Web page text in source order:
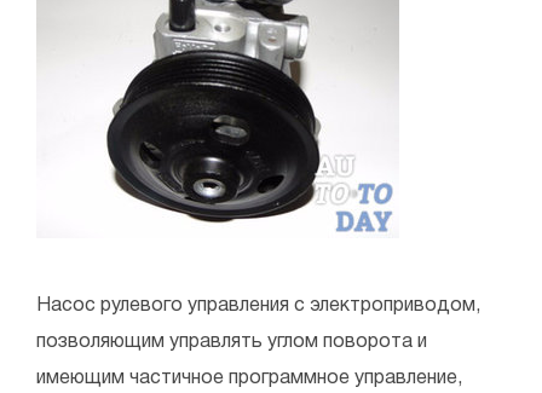
Насос рулевого управления с электроприводом,
позволяющим управлять углом поворота и
имеющим частичное программное управление,